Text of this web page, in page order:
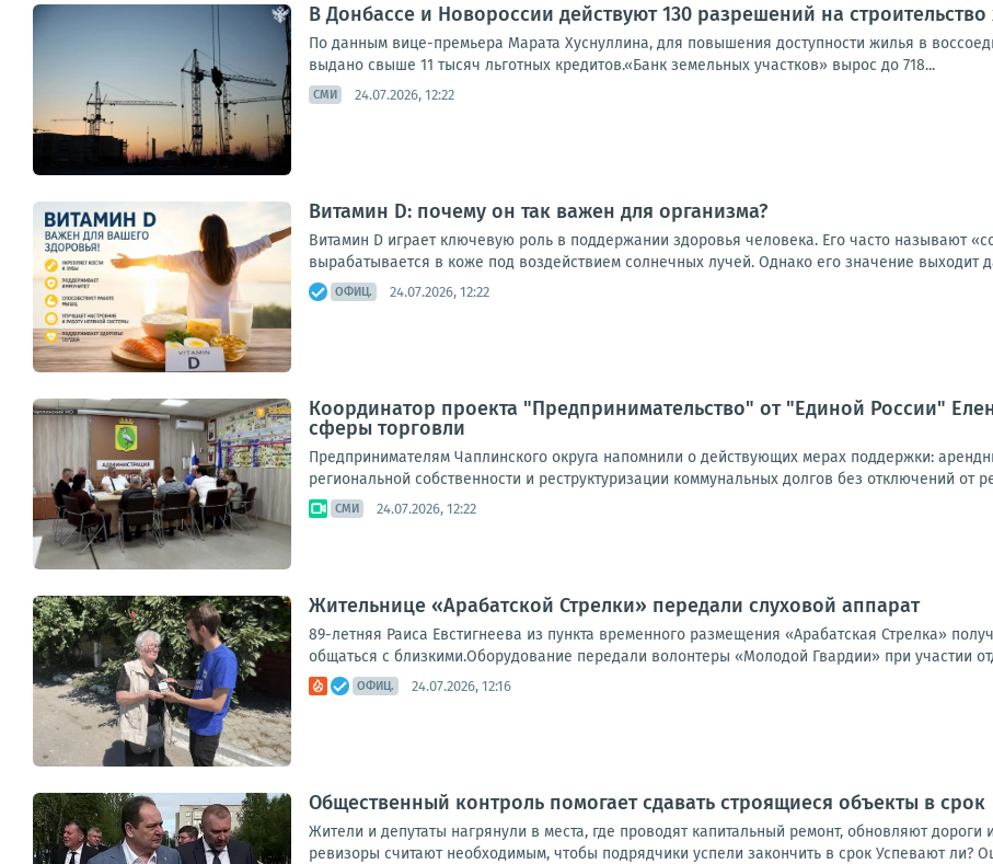
В Донбассе и Новороссии действуют 130 разрешений на
По данным вице-премьера Марата Хуснуллина, для повышения доступности жилья в
выдано свыше 11 тысяч льготных кредитов.«Банк земельных участков» вырос до 718...
СМИ 24.07.2026, 12:22
Витамин D: почему он так важен для организма?
Витамин D играет ключевую роль в поддержании здоровья человека. Его часто называют
вырабатывается в коже под воздействием солнечных лучей. Однако его значение выходит
ОФИЦ. 24.07.2026, 12:22
Координатор проекта "Предпринимательство" от "Единой России"
сферы торговли
Предпринимателям Чаплинского округа напомнили о действующих мерах поддержки:
региональной собственности и реструктуризации коммунальных долгов без отключений от
СМИ 24.07.2026, 12:22
Жительнице «Арабатской Стрелки» передали слуховой аппарат
89-летняя Раиса Евстигнеева из пункта временного размещения «Арабатская Стрелка»
общаться с близкими.Оборудование передали волонтеры «Молодой Гвардии» при участии
ОФИЦ. 24.07.2026, 12:16
Общественный контроль помогает сдавать строящиеся объекты в срок
Жители и депутаты нагрянули в места, где проводят капитальный ремонт, обновляют
ревизоры считают необходимым, чтобы подрядчики успели закончить в срок Успевают ли?